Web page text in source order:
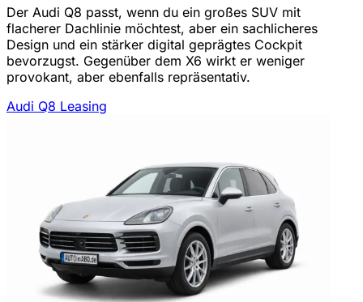
Der Audi Q8 passt, wenn du ein großes SUV mit
flacherer Dachlinie möchtest, aber ein sachlicheres
Design und ein stärker digital geprägtes Cockpit
bevorzugst. Gegenüber dem X6 wirkt er weniger
provokant, aber ebenfalls repräsentativ.
Audi Q8 Leasing